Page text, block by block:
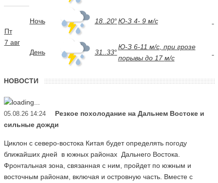
Пт
7 авг
Ночь 18..20°Ю-З 4- 9 м/c
День 31..33°
Ю-З 6-11 м/c, при грозе
порывы до 17м/c
НОВОСТИ
05.08.26 14:24
Резкое похолодание на Дальнем Востоке и
сильные дожди
Циклон с северо-востока Китая будет определять погоду
ближайших дней в южных районах Дальнего Востока.
Фронтальная зона, связанная с ним, пройдет по южным и
восточным районам, включая и островную часть. Вместе с